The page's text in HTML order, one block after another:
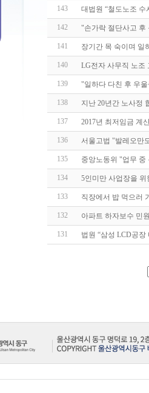
143 대법원 “철도노조
142 "손가락 절단사고
141 장기간 목 숙이며
140 LG전자 사무직 노
139 "일하다 다친 후 우
138 지난 20년간 노사정
137 2017년 최저임금 계
136 서울고법 "발레오만
135 중앙노동위 "업무
134 5인미만 사업장을
133 직장에서 밥 먹으러
132 아파트 하자보수 민
131 법원 “삼성 LCD공